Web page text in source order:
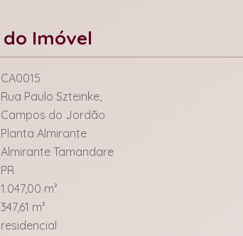
Imóvel
CA0015
Rua Paulo Szteinke,
Campos do Jordão
Planta Almirante
Almirante Tamandare
PR
1.047,00 m²
347,61 m²
residencial